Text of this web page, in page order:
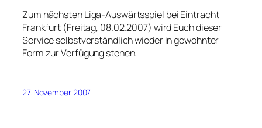
Zum nächsten Liga-Auswärtsspiel bei Eintracht
Frankfurt (Freitag, 08.02.2007) wird Euch dieser
Service selbstverständlich wieder in gewohnter
Form zur Verfügung stehen.
27. November 2007